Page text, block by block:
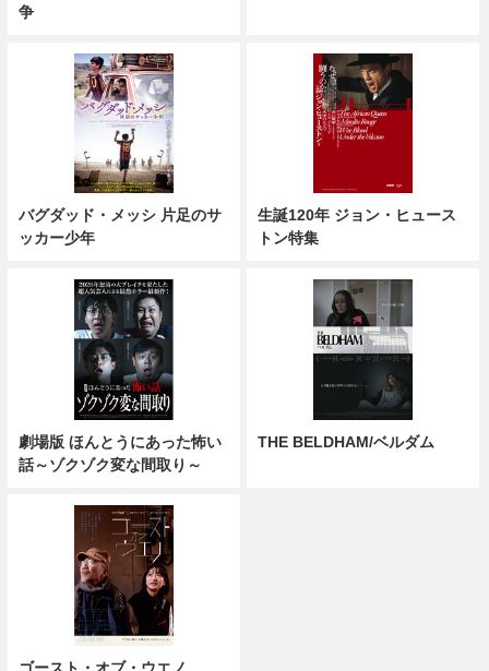
争
バグダッド・メッシ 片足のサ
ッカー少年
生誕120年 ジョン・ヒュース
トン特集
劇場版 ほんとうにあった怖い
話～ゾクゾク変な間取り～
THE BELDHAM/ベルダム
ゴースト・オブ・ウエノ